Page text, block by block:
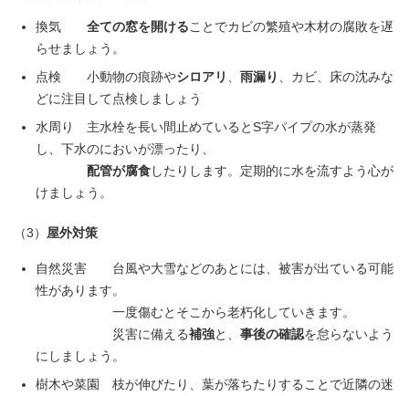
換気 全ての窓を開ける ことでカビの繁殖や木材の腐敗を遅
らせましょう。
点検 小動物の痕跡やシロアリ 雨漏り
、カビ、床の沈みな
どに注目して点検しましょう
水周り 主水栓を長い間止めているとS字パイプの水が蒸発
し、下水のにおいが漂ったり、
配管が腐食 したりします。定期的に水を流すよう心が
けましょう。
（3） 屋外対策
自然災害 台風や大雪などのあとには、被害が出ている可能
性があります。
一度傷むとそこから老朽化していきます。
災害に備える補強と、 事後の確認を怠らないよう
にしましょう。
樹木や菜園 枝が伸びたり、葉が落ちたりすることで近隣の迷